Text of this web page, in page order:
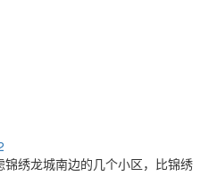
绣龙城南边的几个小区，比锦绣